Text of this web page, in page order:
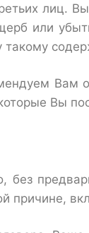
лиц.
или
Вам
Вы
причине,